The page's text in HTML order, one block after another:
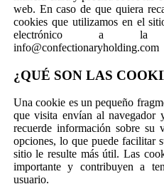
web. En caso de que quiera
cookies que utilizamos en el
electrónico a la
info@confectionaryholding.com
¿QUÉ SON LAS
Una cookie es un pequeño
que visita envían al
recuerde información sobre
opciones, lo que puede facilitar
sitio le resulte más útil. Las
importante y contribuyen a
usuario.